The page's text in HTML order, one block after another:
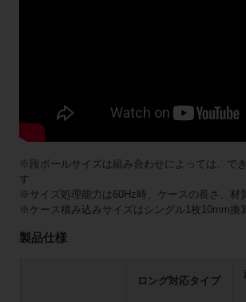
※段ボールサイズは組み合わせによっては、で
す
※サイズ処理能力は60Hz時、ケースの長さ、材
※ケース積み込みサイズはシングル1枚10mm換
製品仕様
ロング対応タイプ